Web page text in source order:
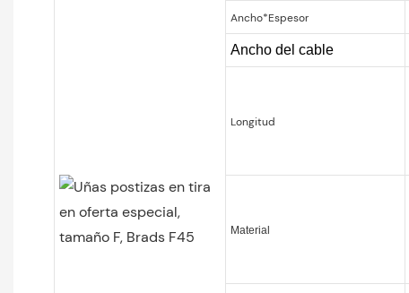
Ancho*Espesor
Ancho del cable
Longitud
Material